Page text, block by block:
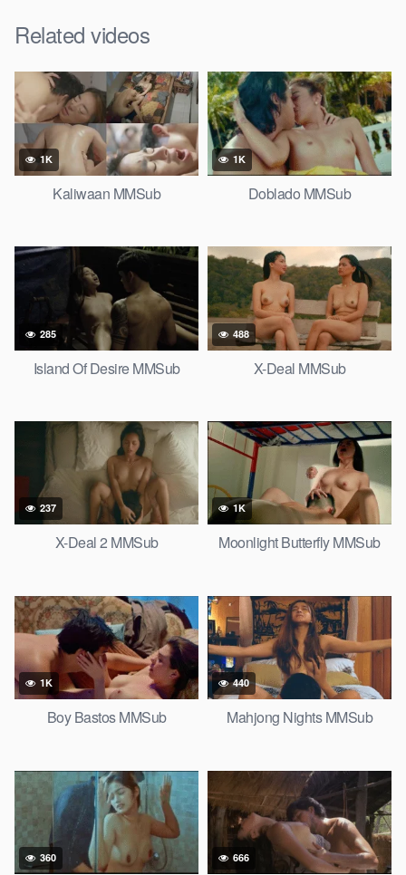
Related videos
1K
Kaliwaan MMSub
1K
Doblado MMSub
285
Island Of Desire MMSub
488
X-Deal MMSub
237
X-Deal 2 MMSub
1K
Moonlight Butterfly MMSub
1K
Boy Bastos MMSub
440
Mahjong Nights MMSub
360 666